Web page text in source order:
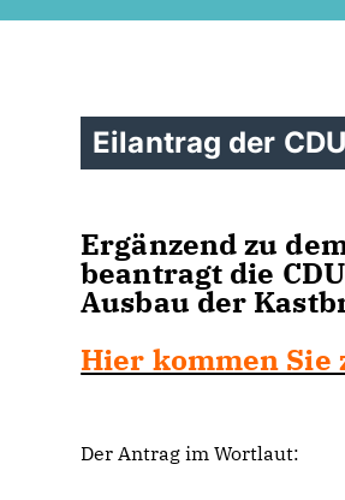
Eilantrag der
Ergänzend zu
beantragt die
Ausbau der
Hier kommen
Der Antrag im Wortlaut: